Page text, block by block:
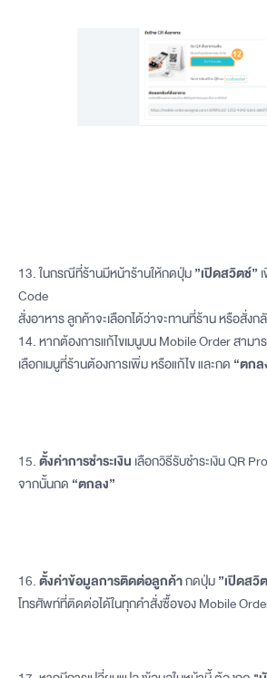
13. ในกรณีที่ร้านมีหน้าร้านให้กดปุ่ม”เปิดสวิตช์”
Code
สั่งอาหาร ลูกค้าจะเลือกได้ว่าจะทานที่ร้าน หรือสั่งก
14. หากต้องการแก้ไขเมนูบน Mobile Order สาม
เลือกเมนูที่ร้านต้องการเพิ่ม หรือแก้ไข และกด “ตกล
15.ตั้งค่าการชำระเงิน เลือกวิธีรับชำระเงิน QR
จากนั้นกด “ตกลง”
16.ตั้งค่าข้อมูลการติดต่อลูกค้ากดปุ่ม”เปิดสวิ
โทรศัพท์ที่ติดต่อได้ในทุกคำสั่งซื้อของ Mobile